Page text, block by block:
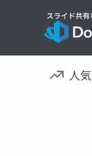
人気